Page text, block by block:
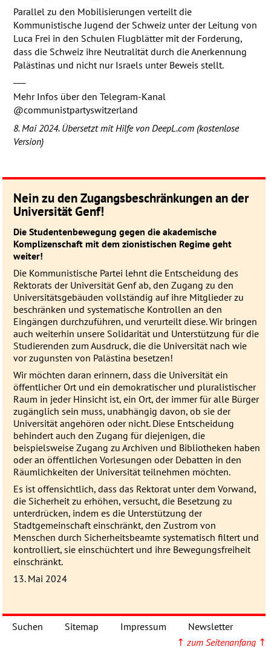
Parallel zu den Mobilisierungen verteilt die
Kommunistische Jugend der Schweiz unter der Leitung von
Luca Frei in den Schulen Flugblätter mit der Forderung,
dass die Schweiz ihre Neutralität durch die Anerkennung
Palästinas und nicht nur Israels unter Beweis stellt.
Mehr Infos über den Telegram-Kanal
@communistpartyswitzerland
8. Mai 2024. Übersetzt mit Hilfe von DeepL.com (kostenlose
Version)
Nein zu den Zugangsbeschränkungen an der
Universität Genf!
Die Studentenbewegung gegen die akademische
Komplizenschaft mit dem zionistischen Regime geht
weiter!
Die Kommunistische Partei lehnt die Entscheidung des
Rektorats der Universität Genf ab, den Zugang zu den
Universitätsgebäuden vollständig auf ihre Mitglieder zu
beschränken und systematische Kontrollen an den
Eingängen durchzuführen, und verurteilt diese. Wir bringen
auch weiterhin unsere Solidarität und Unterstützung für die
Studierenden zum Ausdruck, die die Universität nach wie
vor zugunsten von Palästina besetzen!
Wir möchten daran erinnern, dass die Universität ein
öffentlicher Ort und ein demokratischer und pluralistischer
Raum in jeder Hinsicht ist, ein Ort, der immer für alle Bürger
zugänglich sein muss, unabhängig davon, ob sie der
Universität angehören oder nicht. Diese Entscheidung
behindert auch den Zugang für diejenigen, die
beispielsweise Zugang zu Archiven und Bibliotheken haben
oder an öffentlichen Vorlesungen oder Debatten in den
Räumlichkeiten der Universität teilnehmen möchten.
Es ist offensichtlich, dass das Rektorat unter dem Vorwand,
die Sicherheit zu erhöhen, versucht, die Besetzung zu
unterdrücken, indem es die Unterstützung der
Stadtgemeinschaft einschränkt, den Zustrom von
Menschen durch Sicherheitsbeamte systematisch filtert und
kontrolliert, sie einschüchtert und ihre Bewegungsfreiheit
einschränkt.
13. Mai 2024
↑ zum Seitenanfang ↑
Suchen Sitemap Impressum Newsletter